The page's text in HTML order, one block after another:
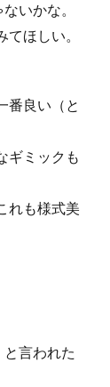
いかな。
ほしい。
番良い（と
ギミックも
れも様式美
言われた